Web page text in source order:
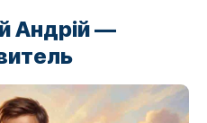
Андрій —